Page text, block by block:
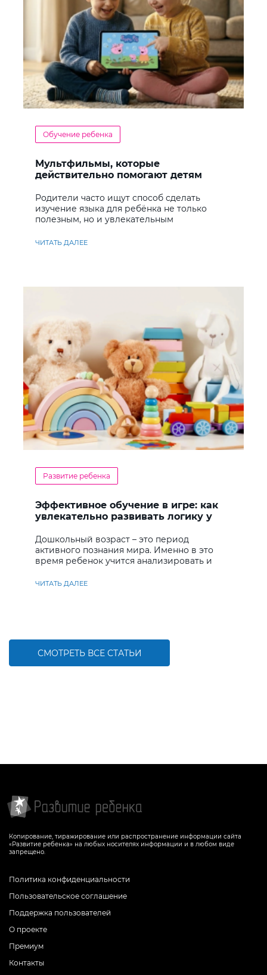
Обучение ребенка
Мультфильмы, которые
действительно помогают детям
Родители часто ищут способ сделать
изучение языка для ребёнка не только
полезным, но и увлекательным
ЧИТАТЬ ДАЛЕЕ
Развитие ребенка
Эффективное обучение в игре: как
увлекательно развивать логику у
Дошкольный возраст – это период
активного познания мира. Именно в это
время ребенок учится анализировать и
ЧИТАТЬ ДАЛЕЕ
СМОТРЕТЬ ВСЕ СТАТЬИ
Копирование, тиражирование или распространение информации сайта
«Развитие ребенка» на любых носителях информации и в любом виде
запрещено.
Политика конфиденциальности
Пользовательское соглашение
Поддержка пользователей
О проекте
Премиум
Контакты